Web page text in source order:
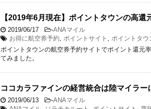
【2019年6月現在】ポイントタウンの高
2019/06/17 -ANAマイル
お得に航空券予約, ポイントサイト , ポイントタウ
ポイントタウンの航空券予約サイトでポイント還元
てみました。
ココカラファインの経営統合は陸マイラ
2019/06/13 -ANAマイル